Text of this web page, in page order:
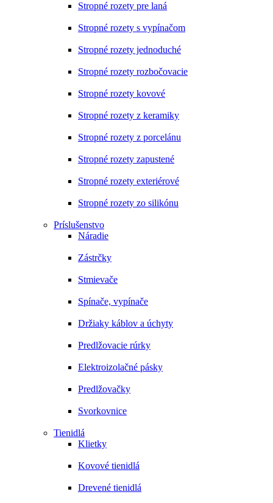
Stropné rozety pre laná
Stropné rozety s vypínačom
Stropné rozety jednoduché
Stropné rozety rozbočovacie
Stropné rozety kovové
Stropné rozety z keramiky
Stropné rozety z porcelánu
Stropné rozety zapustené
Stropné rozety exteriérové
Stropné rozety zo silikónu
Príslušenstvo
Náradie
Zástrčky
Stmievače
Spínače, vypínače
Držiaky káblov a úchyty
Predlžovacie rúrky
Elektroizolačné pásky
Predlžovačky
Svorkovnice
Tienidlá
Klietky
Kovové tienidlá
Drevené tienidlá